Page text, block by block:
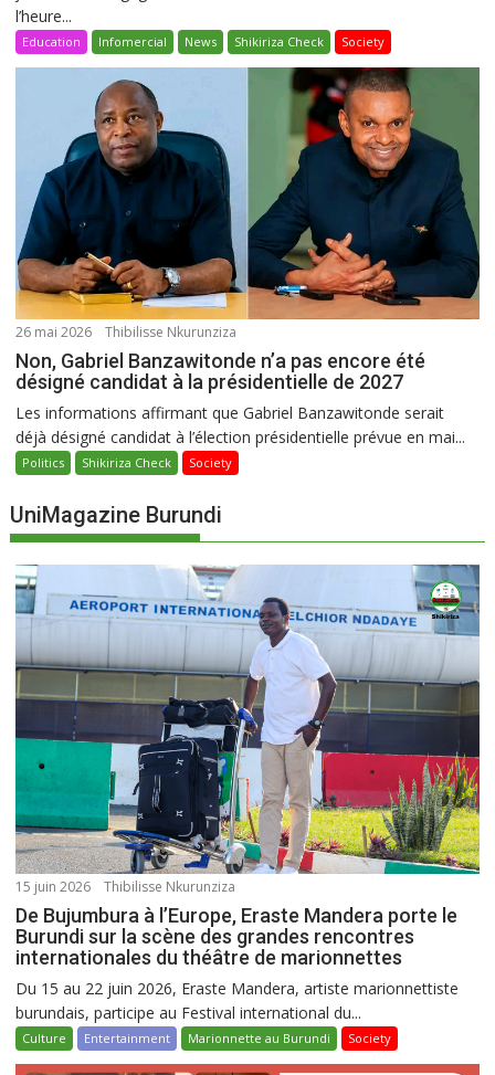
l’heure...
Education Infomercial News Shikiriza Check Society
26 mai 2026 Thibilisse Nkurunziza
Non, Gabriel Banzawitonde n’a pas encore été
désigné candidat à la présidentielle de 2027
Les informations affirmant que Gabriel Banzawitonde serait
déjà désigné candidat à l’élection présidentielle prévue en mai...
Politics Shikiriza Check Society
UniMagazine Burundi
15 juin 2026 Thibilisse Nkurunziza
De Bujumbura à l’Europe, Eraste Mandera porte le
Burundi sur la scène des grandes rencontres
internationales du théâtre de marionnettes
Du 15 au 22 juin 2026, Eraste Mandera, artiste marionnettiste
burundais, participe au Festival international du...
Culture Entertainment Marionnette au Burundi Society